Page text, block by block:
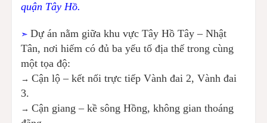
quận Tây Hồ.
➣Dự án nằm giữa khu vực Tây Hồ Tây – Nhật
Tân, nơi hiếm có đủ ba yếu tố địa thế trong cùng
một tọa độ:
→Cận lộ – kết nối trực tiếp Vành đai 2, Vành đai
3.
→Cận giang – kề sông Hồng, không gian thoáng